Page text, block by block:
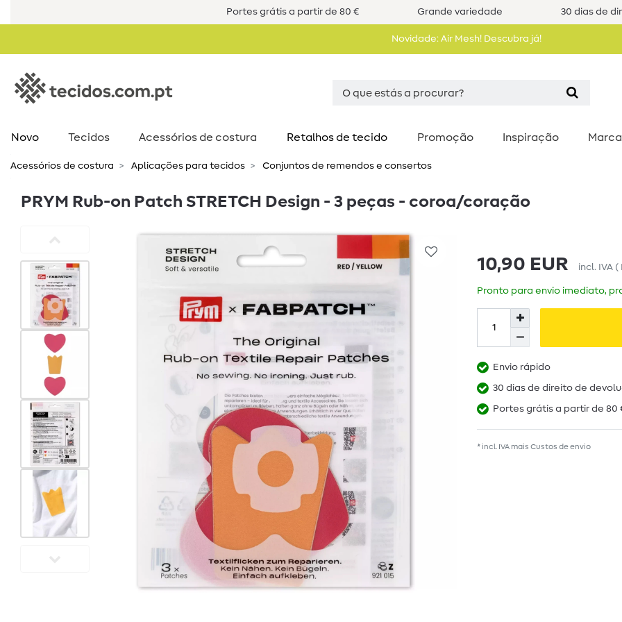
Portes grátis a partir de 80 € Grande variedade 30 dias de
Novidade: Air Mesh! Descubra já!
Novo Tecidos Acessórios de costura​ Retalhos de tecido Promoção Inspiração
Acessórios de costura​ Aplicações para tecidos Conjuntos de remendos e consertos
PRYM Rub-on Patch STRETCH Design - 3 peças - coroa/coração
10,90 EUR incl. IVA (
Pronto para envio imediato,
Envio rápido
30 dias de direito de
Portes grátis a partir de 80
* incl. IVA mais Custos de envio